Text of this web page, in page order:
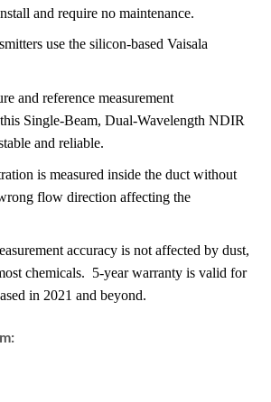
and require no maintenance.
use the silicon-based Vaisala
and reference measurement
Single-Beam, Dual-Wavelength NDIR
and reliable.
is measured inside the duct without
flow direction affecting the
accuracy is not affected by dust,
chemicals. 5-year warranty is valid for
in 2021 and beyond.